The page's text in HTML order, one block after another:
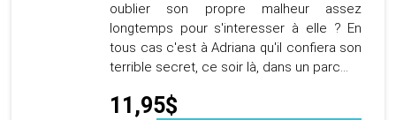
oublier son propre malheur assez
longtemps pour s'interesser à elle ? En
tous cas c'est à Adriana qu'il confiera son
terrible secret, ce soir là, dans un parc...
11,95$